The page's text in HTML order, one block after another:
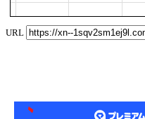
URL